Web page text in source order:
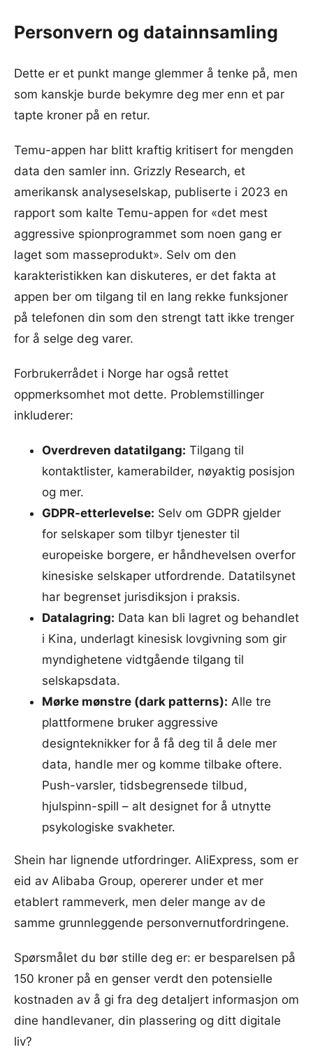
Personvern og datainnsamling
Dette er et punkt mange glemmer å tenke på, men
som kanskje burde bekymre deg mer enn et par
tapte kroner på en retur.
Temu-appen har blitt kraftig kritisert for mengden
data den samler inn. Grizzly Research, et
amerikansk analyseselskap, publiserte i 2023 en
rapport som kalte Temu-appen for «det mest
aggressive spionprogrammet som noen gang er
laget som masseprodukt». Selv om den
karakteristikken kan diskuteres, er det fakta at
appen ber om tilgang til en lang rekke funksjoner
på telefonen din som den strengt tatt ikke trenger
for å selge deg varer.
Forbrukerrådet i Norge har også rettet
oppmerksomhet mot dette. Problemstillinger
inkluderer:
Overdreven datatilgang: Tilgang til
kontaktlister, kamerabilder, nøyaktig posisjon
og mer.
GDPR-etterlevelse: Selv om GDPR gjelder
for selskaper som tilbyr tjenester til
europeiske borgere, er håndhevelsen overfor
kinesiske selskaper utfordrende. Datatilsynet
har begrenset jurisdiksjon i praksis.
Datalagring: Data kan bli lagret og behandlet
i Kina, underlagt kinesisk lovgivning som gir
myndighetene vidtgående tilgang til
selskapsdata.
Mørke mønstre (dark patterns): Alle tre
plattformene bruker aggressive
designteknikker for å få deg til å dele mer
data, handle mer og komme tilbake oftere.
Push-varsler, tidsbegrensede tilbud,
hjulspinn-spill – alt designet for å utnytte
psykologiske svakheter.
Shein har lignende utfordringer. AliExpress, som er
eid av Alibaba Group, opererer under et mer
etablert rammeverk, men deler mange av de
samme grunnleggende personvernutfordringene.
Spørsmålet du bør stille deg er: er besparelsen på
150 kroner på en genser verdt den potensielle
kostnaden av å gi fra deg detaljert informasjon om
dine handlevaner, din plassering og ditt digitale
liv?